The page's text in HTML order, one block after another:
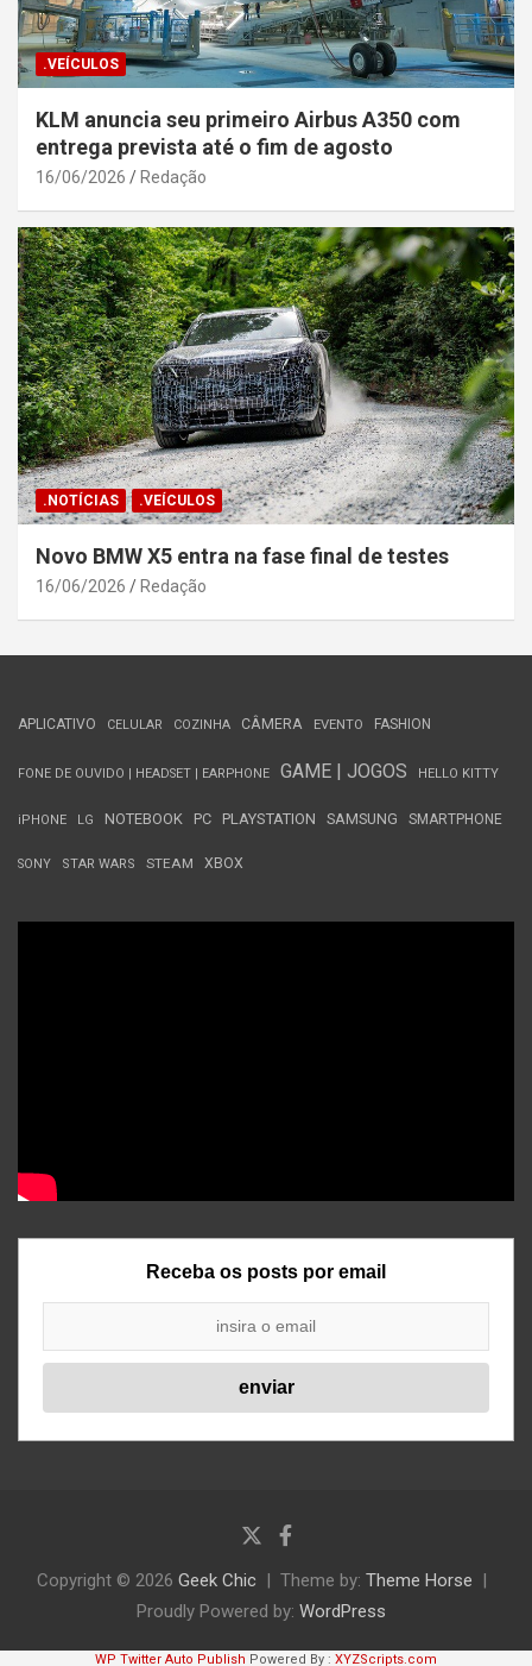
.VEÍCULOS
KLM anuncia seu primeiro Airbus A350 com
entrega prevista até o fim de agosto
16/06/2026 Redação
.NOTÍCIAS .VEÍCULOS
Novo BMW X5 entra na fase final de testes
16/06/2026 Redação
APLICATIVO CELULAR COZINHA CÂMERA EVENTO FASHION
FONE DE OUVIDO | HEADSET | EARPHONE GAME | JOGOS HELLO KITTY
iPHONE LG NOTEBOOK PC PLAYSTATION SAMSUNG SMARTPHONE
SONY STAR WARS STEAM XBOX
Receba os posts por email
Copyright © 2026 Geek Chic Theme by: Theme Horse
Proudly Powered by: WordPress
WP Twitter Auto Publish Powered By : XYZScripts.com